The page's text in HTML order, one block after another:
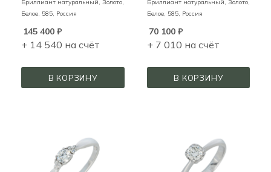
Бриллиант натуральный, Золото,
Белое, 585, Россия
145 400 ₽
+ 14 540 на счёт
В КОРЗИНУ
Бриллиант натуральный, Золото,
Белое, 585, Россия
70 100₽
+ 7 010 на счёт
В КОРЗИНУ